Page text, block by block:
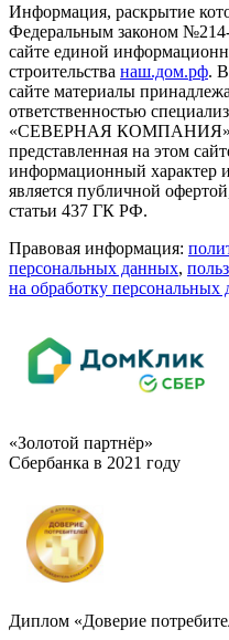
Информация, раскрытие
Федеральным законом
сайте единой
строительства наш.дом.рф.
сайте материалы
ответственностью
«СЕВЕРНАЯ КОМПАНИЯ».
представленная на этом
информационный характер
является публичной
статьи 437 ГК РФ.
Правовая информация:
персональных данных,
на обработку персональных
«Золотой партнёр»
Сбербанка в 2021 году
Диплом «Доверие